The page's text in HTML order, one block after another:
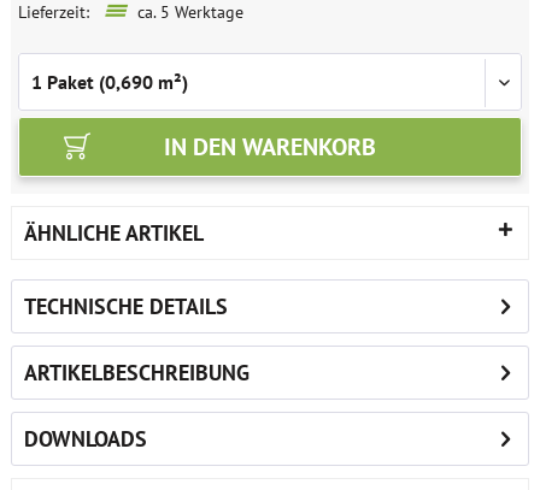
Lieferzeit: ca. 5 Werktage
IN DEN WARENKORB
ÄHNLICHE ARTIKEL
TECHNISCHE DETAILS
ARTIKELBESCHREIBUNG
DOWNLOADS